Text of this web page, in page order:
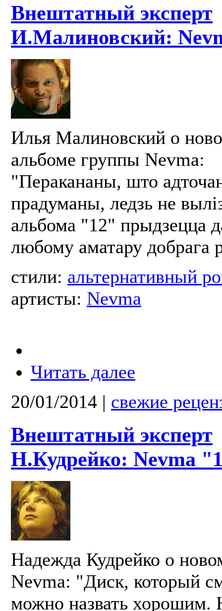
Внештатный эксперт
И.Малиновский:
Илья Малиновский о
альбоме группы Nevma:
"Перакананы, што
прадуманы, ледзь не
альбома "12" прыдзецца
любому аматару добрага
стили: альтернативный
артисты: Nevma
Читать далее
20/01/2014 | свежие
Внештатный эксперт
Н.Кудрейко: Nevma
Надежда Кудрейко о
Nevma: "Диск, который
можно назвать хорошим.